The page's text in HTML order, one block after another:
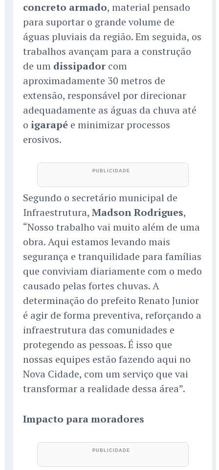
concreto armado, material pensado
para suportar o grande volume de
águas pluviais da região. Em seguida, os
trabalhos avançam para a construção
de um dissipador com
aproximadamente 30 metros de
extensão, responsável por direcionar
adequadamente as águas da chuva até
o igarapé e minimizar processos
erosivos.
Segundo o secretário municipal de
Infraestrutura, Madson Rodrigues,
“Nosso trabalho vai muito além de uma
obra. Aqui estamos levando mais
segurança e tranquilidade para famílias
que conviviam diariamente com o medo
causado pelas fortes chuvas. A
determinação do prefeito Renato Junior
é agir de forma preventiva, reforçando a
infraestrutura das comunidades e
protegendo as pessoas. É isso que
nossas equipes estão fazendo aqui no
Nova Cidade, com um serviço que vai
transformar a realidade dessa área”.
Impacto para moradores